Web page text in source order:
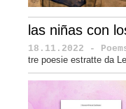
las niñas con
18.11.2022 -
tre poesie estratte da